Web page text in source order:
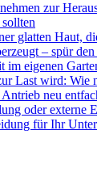
zur
glatten Haut,
– spür
im eigenen
Last wird: Wie
neu
oder externe
für Ihr